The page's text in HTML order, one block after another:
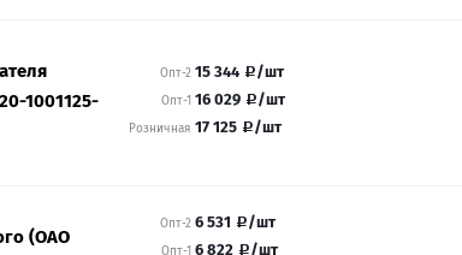
1001125-
Опт-2 15 344 /шт
Опт-1 16 029 /шт
Розничная 17 125 /шт
(ОАО
Опт-2 6 531 /шт
Опт-1 6 822 /шт